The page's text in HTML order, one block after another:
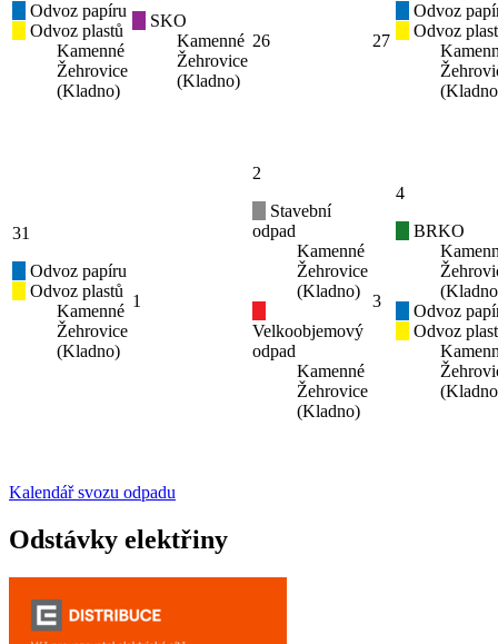
Odvoz papíru
Odvoz plastů
Kamenné
Žehrovice
(Kladno)
SKO
Kamenné
Žehrovice
(Kladno)
26 27
Odvoz
Odvoz
31
Odvoz papíru
Odvoz plastů
Kamenné
Žehrovice
(Kladno)
1
2
Stavební
odpad
Kamenné
Žehrovice
(Kladno)
Velkoobjemový
odpad
Kamenné
Žehrovice
(Kladno)
3
4
BRKO
Odvoz
Odvoz
Kalendář svozu odpadu
Odstávky elektřiny